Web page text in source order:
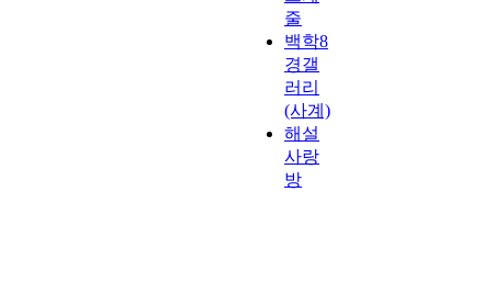
줄
백학8
경갤
러리
(사계)
해설
사랑
방